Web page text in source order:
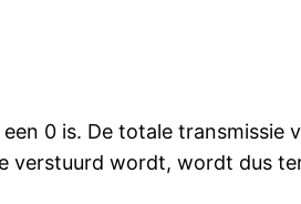
0 is. De totale
verstuurd wordt, wordt dus